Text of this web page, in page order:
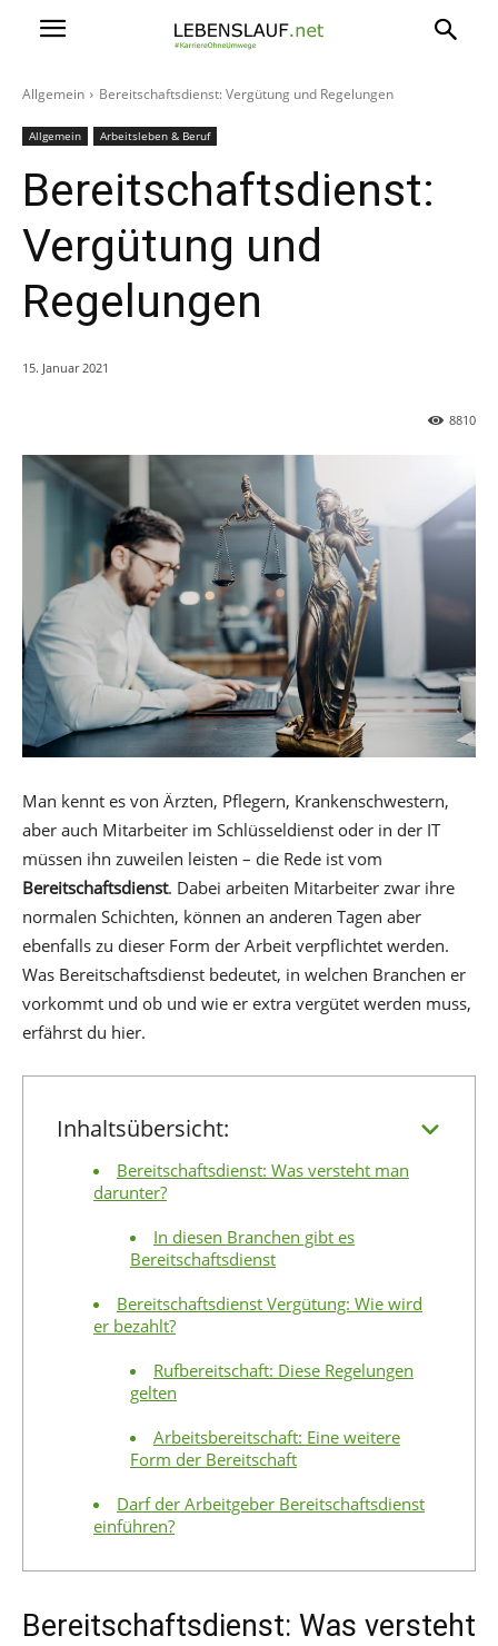
Allgemein Bereitschaftsdienst: Vergütung und Regelungen
Allgemein Arbeitsleben & Beruf
Bereitschaftsdienst:
Vergütung und
Regelungen
15. Januar 2021
8810
Man kennt es von Ärzten, Pflegern, Krankenschwestern,
aber auch Mitarbeiter im Schlüsseldienst oder in der IT
müssen ihn zuweilen leisten – die Rede ist vom
Bereitschaftsdienst. Dabei arbeiten Mitarbeiter zwar ihre
normalen Schichten, können an anderen Tagen aber
ebenfalls zu dieser Form der Arbeit verpflichtet werden.
Was Bereitschaftsdienst bedeutet, in welchen Branchen er
vorkommt und ob und wie er extra vergütet werden muss,
erfährst du hier.
Inhaltsübersicht:
Bereitschaftsdienst: Was versteht man
darunter?
In diesen Branchen gibt es
Bereitschaftsdienst
Bereitschaftsdienst Vergütung: Wie wird
er bezahlt?
Rufbereitschaft: Diese Regelungen
gelten
Arbeitsbereitschaft: Eine weitere
Form der Bereitschaft
Darf der Arbeitgeber Bereitschaftsdienst
einführen?
Bereitschaftsdienst: Was versteht